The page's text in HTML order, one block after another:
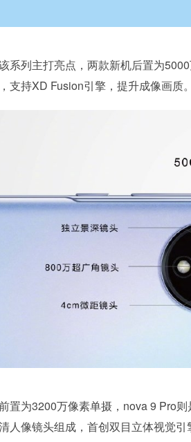
系列主打亮点，两款新机后置为
支持XD Fusion引擎，提升成像画质
置为3200万像素单摄，nova 9 Pro
人像镜头组成，首创双目立体视觉